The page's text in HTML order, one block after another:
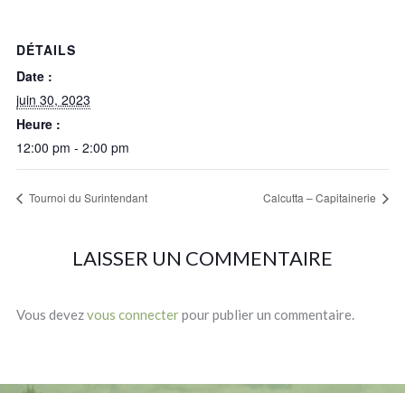
DÉTAILS
Date :
juin 30, 2023
Heure :
12:00 pm - 2:00 pm
Tournoi du Surintendant Calcutta – Capitainerie
LAISSER UN COMMENTAIRE
Vous devezvous connecterpour publier un commentaire.